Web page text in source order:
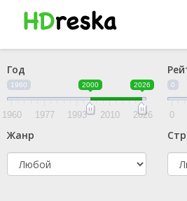
Год
1960 2000 2026
1960 1977 1993 2010 2026
0
0
Жанр